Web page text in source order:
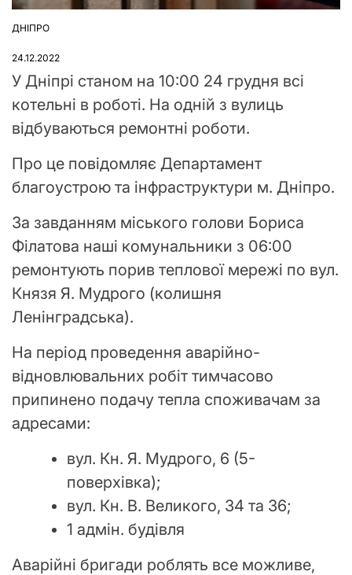
ОПУБЛІКУВАТИ
ДНІПРО
24.12.2022
У Дніпрі станом на 10:00 24 грудня всі
котельні в роботі. На одній з вулиць
відбуваються ремонтні роботи.
Про це повідомляє Департамент
благоустрою та інфраструктури м. Дніпро.
За завданням міського голови Бориса
Філатова наші комунальники з 06:00
ремонтують порив теплової мережі по вул.
Князя Я. Мудрого (колишня
Ленінградська).
На період проведення аварійно-
відновлювальних робіт тимчасово
припинено подачу тепла споживачам за
адресами:
вул. Кн. Я. Мудрого, 6 (5-
поверхівка);
вул. Кн. В. Великого, 34 та 36;
1 адмін. будівля
Аварійні бригади роблять все можливе,